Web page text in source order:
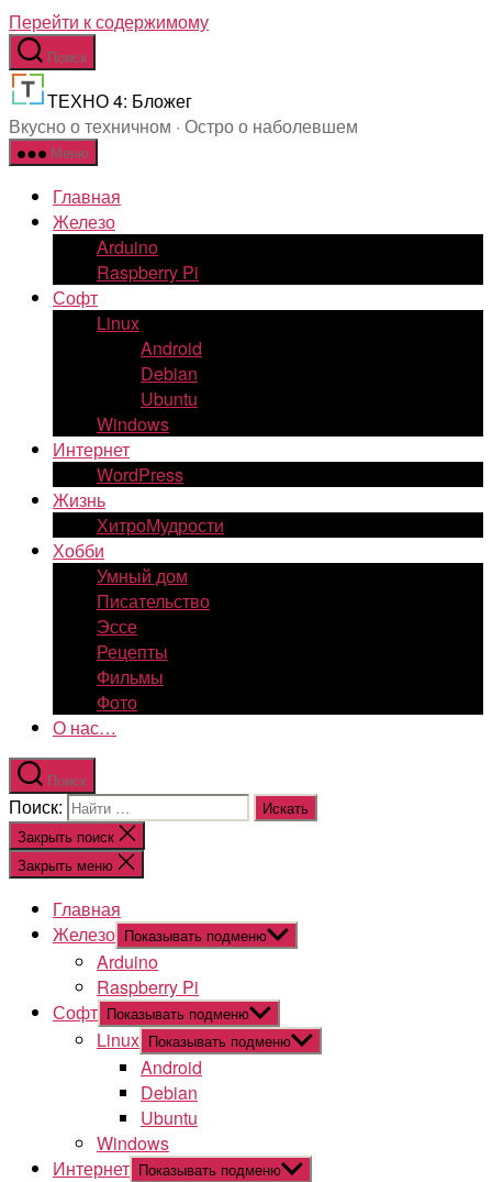
Перейти к содержимому
Поиск
ТЕХНО 4: Бложег
Вкусно о техничном · Остро о наболевшем
Меню
Главная
Железо
Arduino
Raspberry Pi
Софт
Linux
Android
Debian
Ubuntu
Windows
Интернет
WordPress
Жизнь
ХитроМудрости
Хобби
Умный дом
Писательство
Эссе
Рецепты
Фильмы
Фото
О нас…
Поиск
Поиск:
Закрыть поиск
Закрыть меню
Главная
Железо Показывать подменю
Arduino
Raspberry Pi
Софт Показывать подменю
Linux Показывать подменю
Android
Debian
Ubuntu
Windows
Интернет Показывать подменю